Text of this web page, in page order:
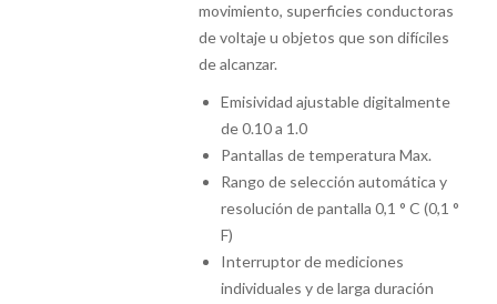
movimiento, superficies conductoras
de voltaje u objetos que son difíciles
de alcanzar.
Emisividad ajustable digitalmente
de 0.10 a 1.0
Pantallas de temperatura Max.
Rango de selección automática y
resolución de pantalla 0,1 ° C (0,1 °
F)
Interruptor de mediciones
individuales y de larga duración